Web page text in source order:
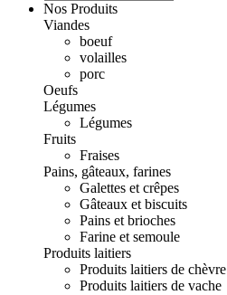
Nos Produits
Viandes
boeuf
volailles
porc
Oeufs
Légumes
Légumes
Fruits
Fraises
Pains, gâteaux, farines
Galettes et crêpes
Gâteaux et biscuits
Pains et brioches
Farine et semoule
Produits laitiers
Produits laitiers de chèvre
Produits laitiers de vache